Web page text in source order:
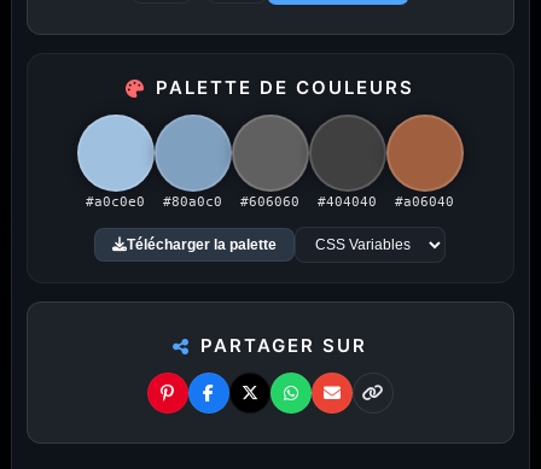
Amigos3D — La destination ultime
pour choisir un fond d'écran.
Littéralement.
PALETTE DE COULEURS
#a0c0e0 #80a0c0 #606060 #404040 #a06040
Télécharger la palette
PARTAGER SUR